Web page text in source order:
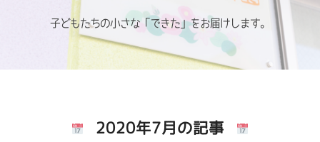
子どもたちの小さな「できた」をお届けします。
2020年7月の記事